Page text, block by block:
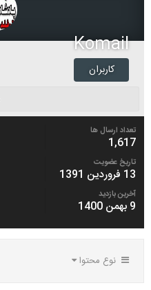
Komail
کاربران
تعداد ارسال ها
1,617
تاریخ عضویت
13 فروردین 1391
آخرین بازدید
9 بهمن 1400
نوع محتوا